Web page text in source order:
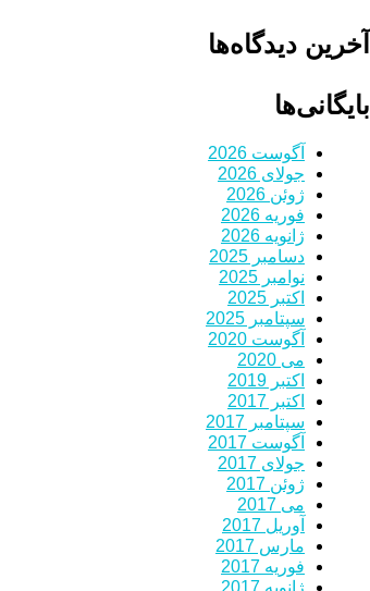
آخرین دیدگاه‌ها
بایگانی‌ها
آگوست 2026
جولای 2026
ژوئن 2026
فوریه 2026
ژانویه 2026
دسامبر 2025
نوامبر 2025
اکتبر 2025
سپتامبر 2025
آگوست 2020
می 2020
اکتبر 2019
اکتبر 2017
سپتامبر 2017
آگوست 2017
جولای 2017
ژوئن 2017
می 2017
آوریل 2017
مارس 2017
فوریه 2017